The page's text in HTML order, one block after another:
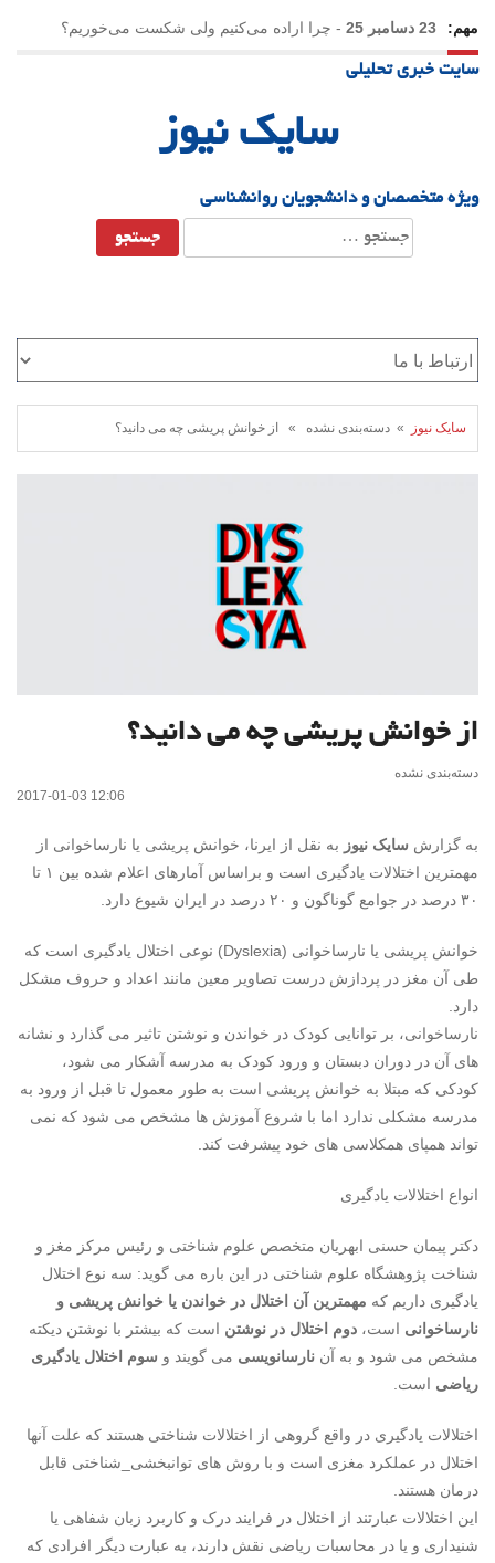
مهم: 23 دسامبر 25 - چرا اراده می‌کنیم ولی شکست می‌خوریم؟
21 دسامبر 25
سایت خبری تحلیلی
سایک نیوز
ویژه متخصصان و دانشجویان روانشناسی
جستجو
برای:
سایک نیوز » دسته‌بندی نشده » از خوانش پریشی چه می دانید؟
از خوانش پریشی چه می دانید؟
دسته‌بندی نشده
2017-01-03 12:06
به گزارش سایک نیوز به نقل از ایرنا، خوانش پریشی یا نارساخوانی از
مهمترین اختلالات یادگیری است و براساس آمارهای اعلام شده بین ۱ تا
۳۰ درصد در جوامع گوناگون و ۲۰ درصد در ایران شیوع دارد.
خوانش پریشی یا نارساخوانی ‌(Dyslexia) نوعی اختلال یادگیری است که
طی آن مغز در پردازش درست تصاویر معین مانند اعداد و حروف مشکل
دارد.
نارساخوانی، بر توانایی کودک در خواندن و نوشتن تاثیر می گذارد و نشانه
های آن در دوران دبستان و ورود کودک به مدرسه آشکار می شود،
کودکی که مبتلا به خوانش پریشی است به طور معمول تا قبل از ورود به
مدرسه مشکلی ندارد اما با شروع آموزش ها مشخص می شود که نمی
تواند همپای همکلاسی های خود پیشرفت کند.
انواع اختلالات یادگیری
دکتر پیمان حسنی ابهریان متخصص علوم شناختی و رئیس مرکز مغز و
شناخت پژوهشگاه علوم شناختی در این باره می گوید: سه نوع اختلال
یادگیری داریم که مهمترین آن اختلال در خواندن یا خوانش پریشی و
نارساخوانی است، دوم اختلال در نوشتن است که بیشتر با نوشتن دیکته
مشخص می شود و به آن نارسانویسی می گویند و سوم اختلال یادگیری
ریاضی است.
اختلالات یادگیری در واقع گروهی از اختلالات شناختی هستند که علت آنها
اختلال در عملکرد مغزی است و با روش های توانبخشی_شناختی قابل
درمان هستند.
این اختلالات عبارتند از اختلال در فرایند درک و کاربرد زبان شفاهی یا
شنیداری و یا در محاسبات ریاضی نقش دارند، به عبارت دیگر افرادی که